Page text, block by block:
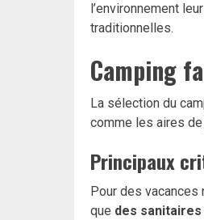
l’environnement
traditionnelles.
Camping
La sélection du
comme les aires
Principaux
Pour des
que des